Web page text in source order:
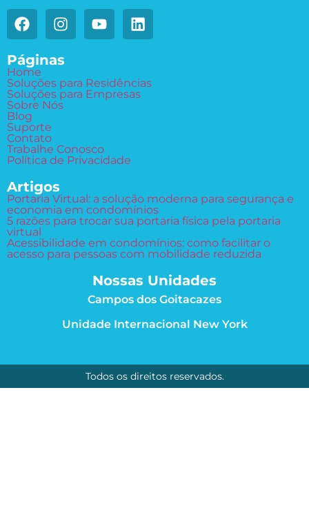
Páginas
Home
Soluções para Residências
Soluções para Empresas
Sobre Nós
Blog
Suporte
Contato
Trabalhe Conosco
Política de Privacidade
Artigos
Portaria Virtual: a solução moderna para segurança e
economia em condomínios
5 razões para trocar sua portaria física pela portaria
virtual
Acessibilidade em condomínios: como facilitar o
acesso para pessoas com mobilidade reduzida
Nossas Unidades
Campos dos Goitacazes
Unidade Internacional New York
Todos os direitos reservados.